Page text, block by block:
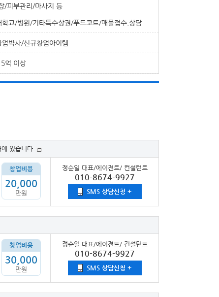
/피부관리/마사지 등
교/병원/기타특수상권/푸드코트/매물접수.상담
업박사/신규창업아이템
5억 이상
있습니다.
창업비용
20,000
만원
정순일 대표/에이젼트/ 컨설턴트
010-8674-9927
SMS 상담신청 +
창업비용
30,000
만원
정순일 대표/에이젼트/ 컨설턴트
010-8674-9927
SMS 상담신청 +